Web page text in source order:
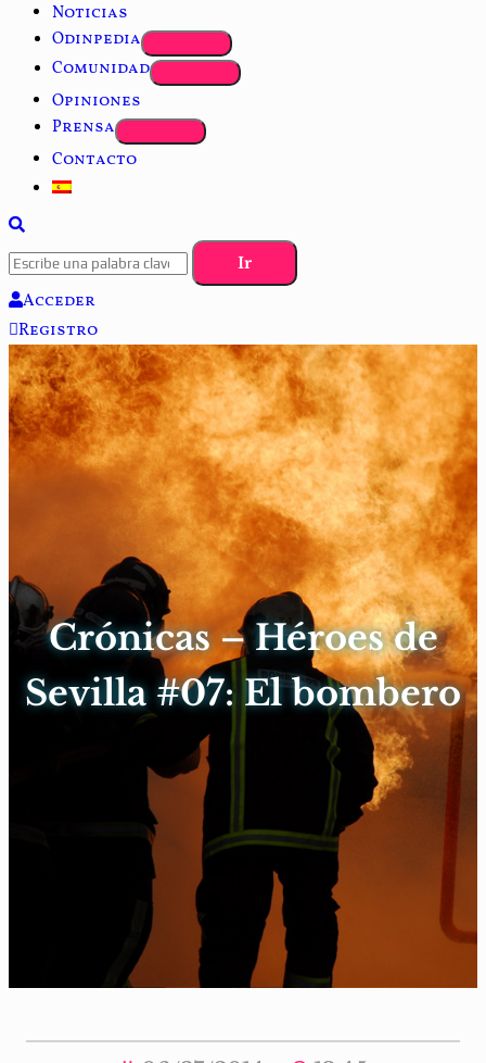
Noticias
Odinpedia
Comunidad
Opiniones
Prensa
Contacto
Acceder
Registro
Crónicas – Héroes de
Sevilla #07: El bombero